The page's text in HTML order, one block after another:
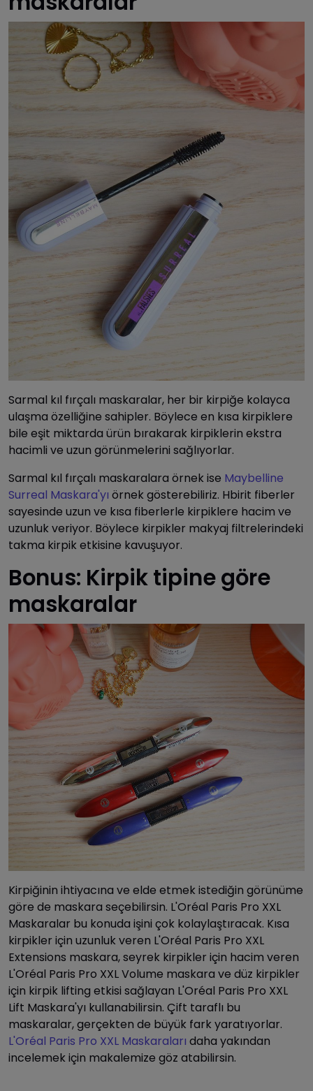
Sarmal kıl fırçalı maskaralar, her bir kirpiğe kolayca
ulaşma özelliğine sahipler. Böylece en kısa kirpiklere
bile eşit miktarda ürün bırakarak kirpiklerin ekstra
hacimli ve uzun görünmelerini sağlıyorlar.
Sarmal kıl fırçalı maskaralara örnek ise Maybelline
Surreal Maskara'yı örnek gösterebiliriz. Hbirit fiberler
sayesinde uzun ve kısa fiberlerle kirpiklere hacim ve
uzunluk veriyor. Böylece kirpikler makyaj filtrelerindeki
takma kirpik etkisine kavuşuyor.
Bonus: Kirpik tipine göre
maskaralar
Kirpiğinin ihtiyacına ve elde etmek istediğin görünüme
göre de maskara seçebilirsin. L'Oréal Paris Pro XXL
Maskaralar bu konuda işini çok kolaylaştıracak. Kısa
kirpikler için uzunluk veren L'Oréal Paris Pro XXL
Extensions maskara, seyrek kirpikler için hacim veren
L'Oréal Paris Pro XXL Volume maskara ve düz kirpikler
için kirpik lifting etkisi sağlayan L'Oréal Paris Pro XXL
Lift Maskara'yı kullanabilirsin. Çift taraflı bu
maskaralar, gerçekten de büyük fark yaratıyorlar.
L'Oréal Paris Pro XXL Maskaraları daha yakından
incelemek için makalemize göz atabilirsin.